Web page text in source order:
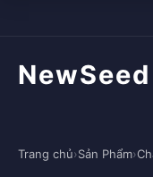
NewSeed
Trang chủ›Sản Phẩm›